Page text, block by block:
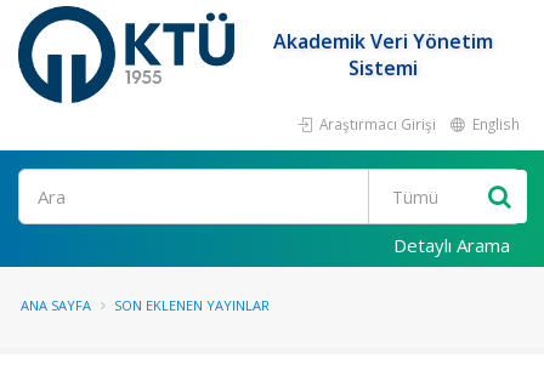
Akademik Veri Yönetim
Sistemi
Araştırmacı Girişi English
Ara
Detaylı Arama
ANA SAYFA SON EKLENEN YAYINLAR